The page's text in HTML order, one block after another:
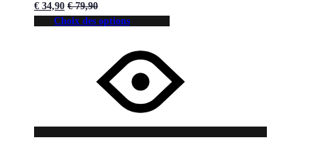
€ 34,90 €79,90
Choix des options